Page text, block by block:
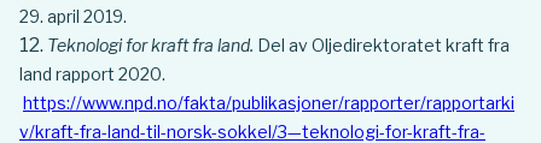
29. april 2019.
Teknologi for kraft fra land. Del av Oljedirektoratet kraft fra
land rapport 2020.
https://www.npd.no/fakta/publikasjoner/rapporter/rapportarki
v/kraft-fra-land-til-norsk-sokkel/3—teknologi-for-kraft-fra-